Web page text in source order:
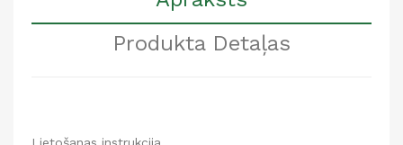
Produkta Detaļas